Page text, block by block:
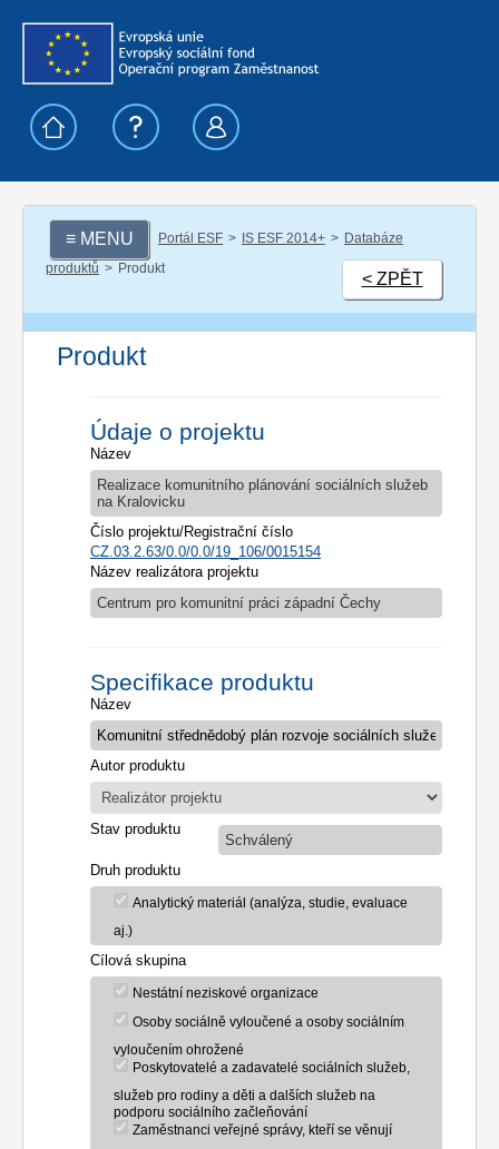
≡ MENU Portál ESF IS ESF 2014+
Databáze
produktů
Produkt
< ZPĚT
Produkt
Údaje o projektu
Název
Realizace komunitního plánování sociálních služeb
na Kralovicku
Číslo projektu/Registrační číslo
CZ.03.2.63/0.0/0.0/19_106/0015154
Název realizátora projektu
Centrum pro komunitní práci západní Čechy
Specifikace produktu
Název
Autor produktu
Stav produktu
Schválený
Druh produktu
Analytický materiál (analýza, studie, evaluace
aj.)
Cílová skupina
Nestátní neziskové organizace
Osoby sociálně vyloučené a osoby sociálním
vyloučením ohrožené
Poskytovatelé a zadavatelé sociálních služeb,
služeb pro rodiny a děti a dalších služeb na
podporu sociálního začleňování
Zaměstnanci veřejné správy, kteří se věnují